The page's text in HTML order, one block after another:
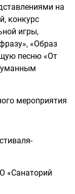
на
конкурс
игры,
«Образ
песню «От
мероприятия
«Санаторий